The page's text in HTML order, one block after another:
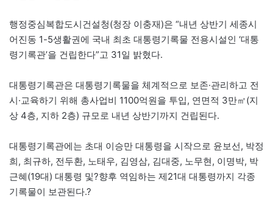
행정중심복합도시건설청(청장 이충재)은 “내년 상반기 세종시
어진동 1-5생활권에 국내 최초 대통령기록물 전용시설인 ‘대통
령기록관’을 건립한다”고 31일 밝혔다.
대통령기록관은 대통령기록물을 체계적으로 보존·관리하고 전
시·교육하기 위해 총사업비 1100억원을 투입, 연면적 3만㎡(지
상 4층, 지하 2층) 규모로 내년 상반기까지 건립된다.
대통령기록관에는 초대 이승만 대통령을 시작으로 윤보선, 박정
희, 최규하, 전두환, 노태우, 김영삼, 김대중, 노무현, 이명박, 박
근혜(19대) 대통령 및?향후 역임하는 제21대 대통령까지 각종
기록물이 보관된다.?